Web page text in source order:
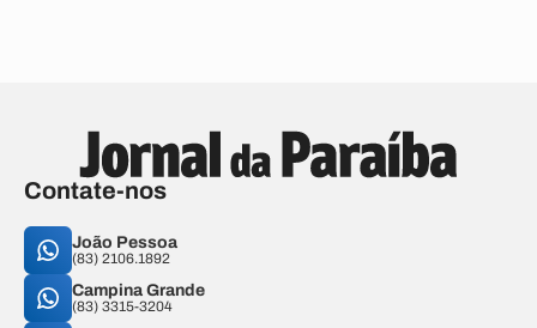
Contate-nos
João Pessoa
(83) 2106.1892
Campina Grande
(83) 3315-3204